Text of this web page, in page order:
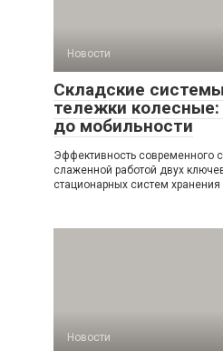
Новости
Складские
тележки
до мобильности
Эффективность современного
слаженной работой двух
стационарных систем
Новости